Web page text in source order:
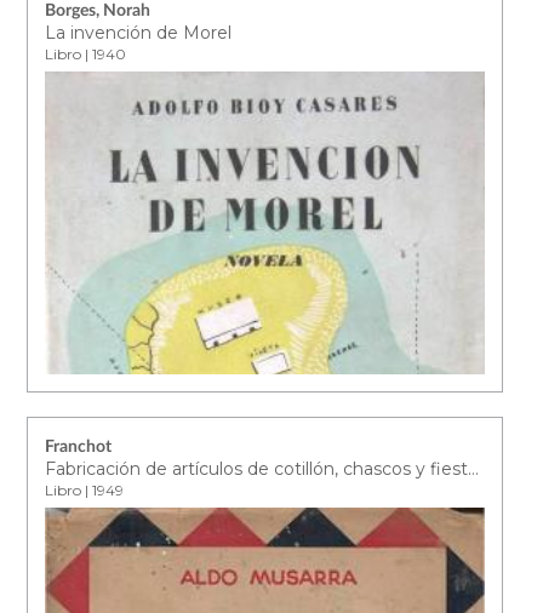
Borges, Norah
La invención de Morel
Libro | 1940
Franchot
Fabricación de artículos de cotillón, chascos y fiestas infantiles
Libro | 1949